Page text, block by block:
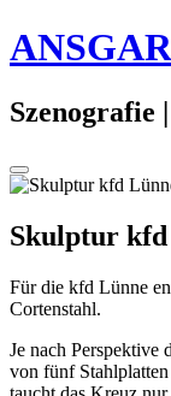
Springe
zum
Szenografie
Seitenleiste
umschalten
15.
Oktober
August
2020
Skulptur
Für die kfd Lünne
Cortenstahl.
Je nach Perspektive
von fünf